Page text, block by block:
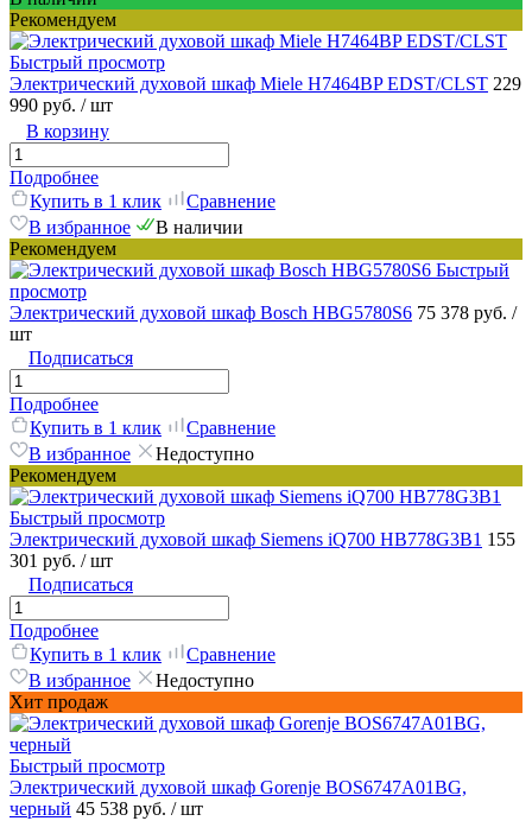
Рекомендуем
Быстрый просмотр
Электрический духовой шкаф Miele H7464BP EDST/CLST 229
990 руб. / шт
В корзину
Подробнее
Купить в 1 клик
Сравнение
В избранное
В наличии
Рекомендуем
Быстрый
просмотр
Электрический духовой шкаф Bosch HBG5780S6 75 378 руб. /
шт
Подписаться
Подробнее
Купить в 1 клик
Сравнение
В избранное
Недоступно
Рекомендуем
Быстрый просмотр
Электрический духовой шкаф Siemens iQ700 HB778G3B1 155
301 руб. / шт
Подписаться
Подробнее
Купить в 1 клик
Сравнение
В избранное
Недоступно
Хит продаж
Быстрый просмотр
Электрический духовой шкаф Gorenje BOS6747A01BG,
черный 45 538 руб. / шт